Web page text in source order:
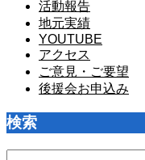
活動報告
地元実績
YOUTUBE
アクセス
ご意見・ご要望
後援会お申込み
検索